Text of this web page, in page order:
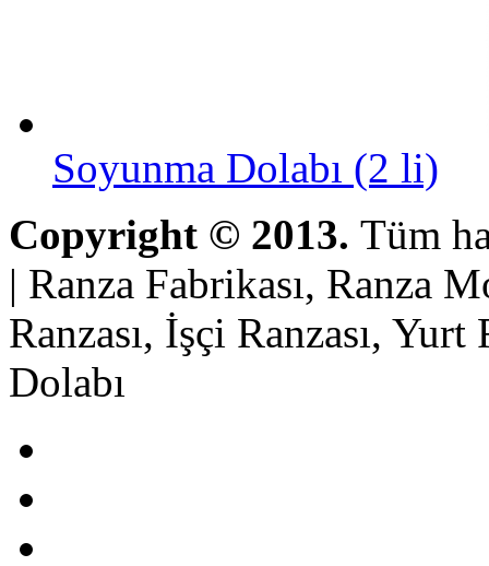
Soyunma Dolabı (2 li)
Copyright © 2013. Tüm
| Ranza Fabrikası, Ranza
Ranzası, İşçi Ranzası,
Dolabı